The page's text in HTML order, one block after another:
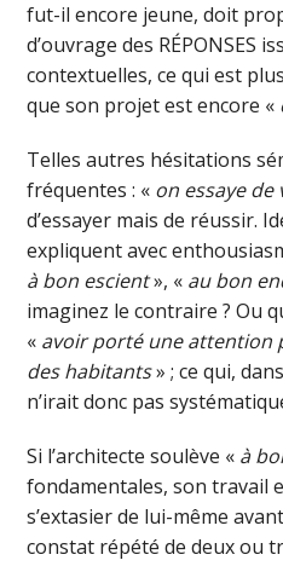
fut-il encore jeune, doit
d’ouvrage des RÉPONSES
contextuelles, ce qui est
que son projet est encore «
Telles autres hésitations
fréquentes : « on essaye
d’essayer mais de réussir.
expliquent avec
à bon escient», « au bon
imaginez le contraire ? Ou
« avoir porté une attention
des habitants» ; ce qui,
n’irait donc pas
Si l’architecte soulève « à
fondamentales, son travail
s’extasier de lui-même
constat répété de deux ou